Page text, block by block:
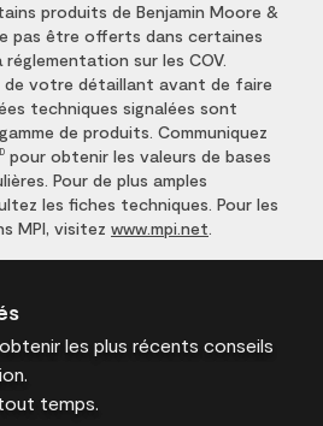
produits de Benjamin Moore &
pas être offerts dans certaines
sur les COV.
de votre détaillant avant de faire
techniques signalées sont
de produits. Communiquez
pour obtenir les valeurs de bases
Pour de plus amples
les fiches techniques. Pour les
MPI, visitez www.mpi.net
les plus récents conseils
temps.